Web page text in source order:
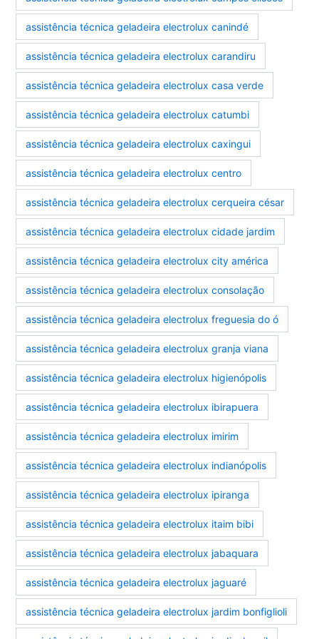
assistência técnica geladeira electrolux canindé
assistência técnica geladeira electrolux carandiru
assistência técnica geladeira electrolux casa verde
assistência técnica geladeira electrolux catumbi
assistência técnica geladeira electrolux caxingui
assistência técnica geladeira electrolux centro
assistência técnica geladeira electrolux cerqueira césar
assistência técnica geladeira electrolux cidade jardim
assistência técnica geladeira electrolux city américa
assistência técnica geladeira electrolux consolação
assistência técnica geladeira electrolux freguesia do ó
assistência técnica geladeira electrolux granja viana
assistência técnica geladeira electrolux higienópolis
assistência técnica geladeira electrolux ibirapuera
assistência técnica geladeira electrolux imirim
assistência técnica geladeira electrolux indianópolis
assistência técnica geladeira electrolux ipiranga
assistência técnica geladeira electrolux itaim bibi
assistência técnica geladeira electrolux jabaquara
assistência técnica geladeira electrolux jaguaré
assistência técnica geladeira electrolux jardim bonfiglioli